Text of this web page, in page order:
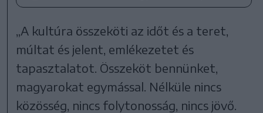
„A kultúra összeköti az időt és a teret,
múltat és jelent, emlékezetet és
tapasztalatot. Összeköt bennünket,
magyarokat egymással. Nélküle nincs
közösség, nincs folytonosság, nincs jövő.